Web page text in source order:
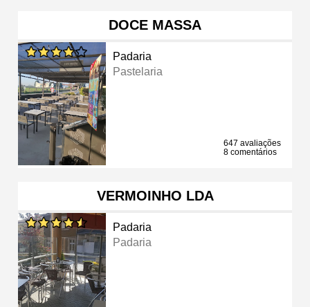
DOCE MASSA
Padaria
Pastelaria
647 avaliações
8 comentários
VERMOINHO LDA
Padaria
Padaria